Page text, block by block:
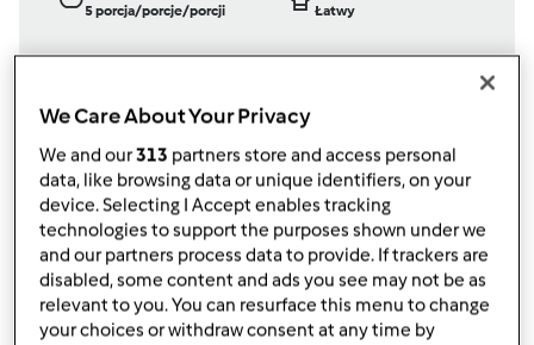
5porcja/porcje/porcji
Łatwy
TM 5
przezGość
opublikowany: 29/06/19
Dodaj do moich kolekcji
podziel się przepisem
Stwórz wariant
We Care About Your Privacy
We and our313 partners store and access personal
data, like browsing data or unique identifiers, on your
device. Selecting I Accept enables tracking
technologies to support the purposes shown under we
and our partners process data to provide. If trackers are
disabled, some content and ads you see may not be as
relevant to you. You can resurface this menu to change
your choices or withdraw consent at any time by